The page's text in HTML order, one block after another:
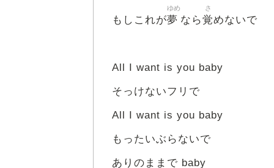
もしこれが夢
ゆめ
なら覚
さ
めないで
All I want is you baby
そっけないフリで
All I want is you baby
もったいぶらないで
ありのままで baby